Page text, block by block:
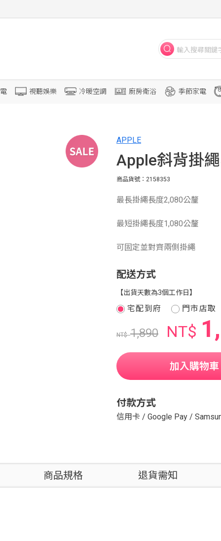
視聽娛樂 冷暖空調 廚房衛浴 季節家電
APPLE
Apple斜背掛
商品貨號：2158353
最長掛繩長度2,080公釐
最短掛繩長度1,080公釐
可固定並對齊兩側掛繩
配送方式
【出貨天數為3個工作日】
宅配到府 門市店取
NT$1,890 NT$
加入購物車
付款方式
信用卡 / Google Pay /
商品規格 退貨需知